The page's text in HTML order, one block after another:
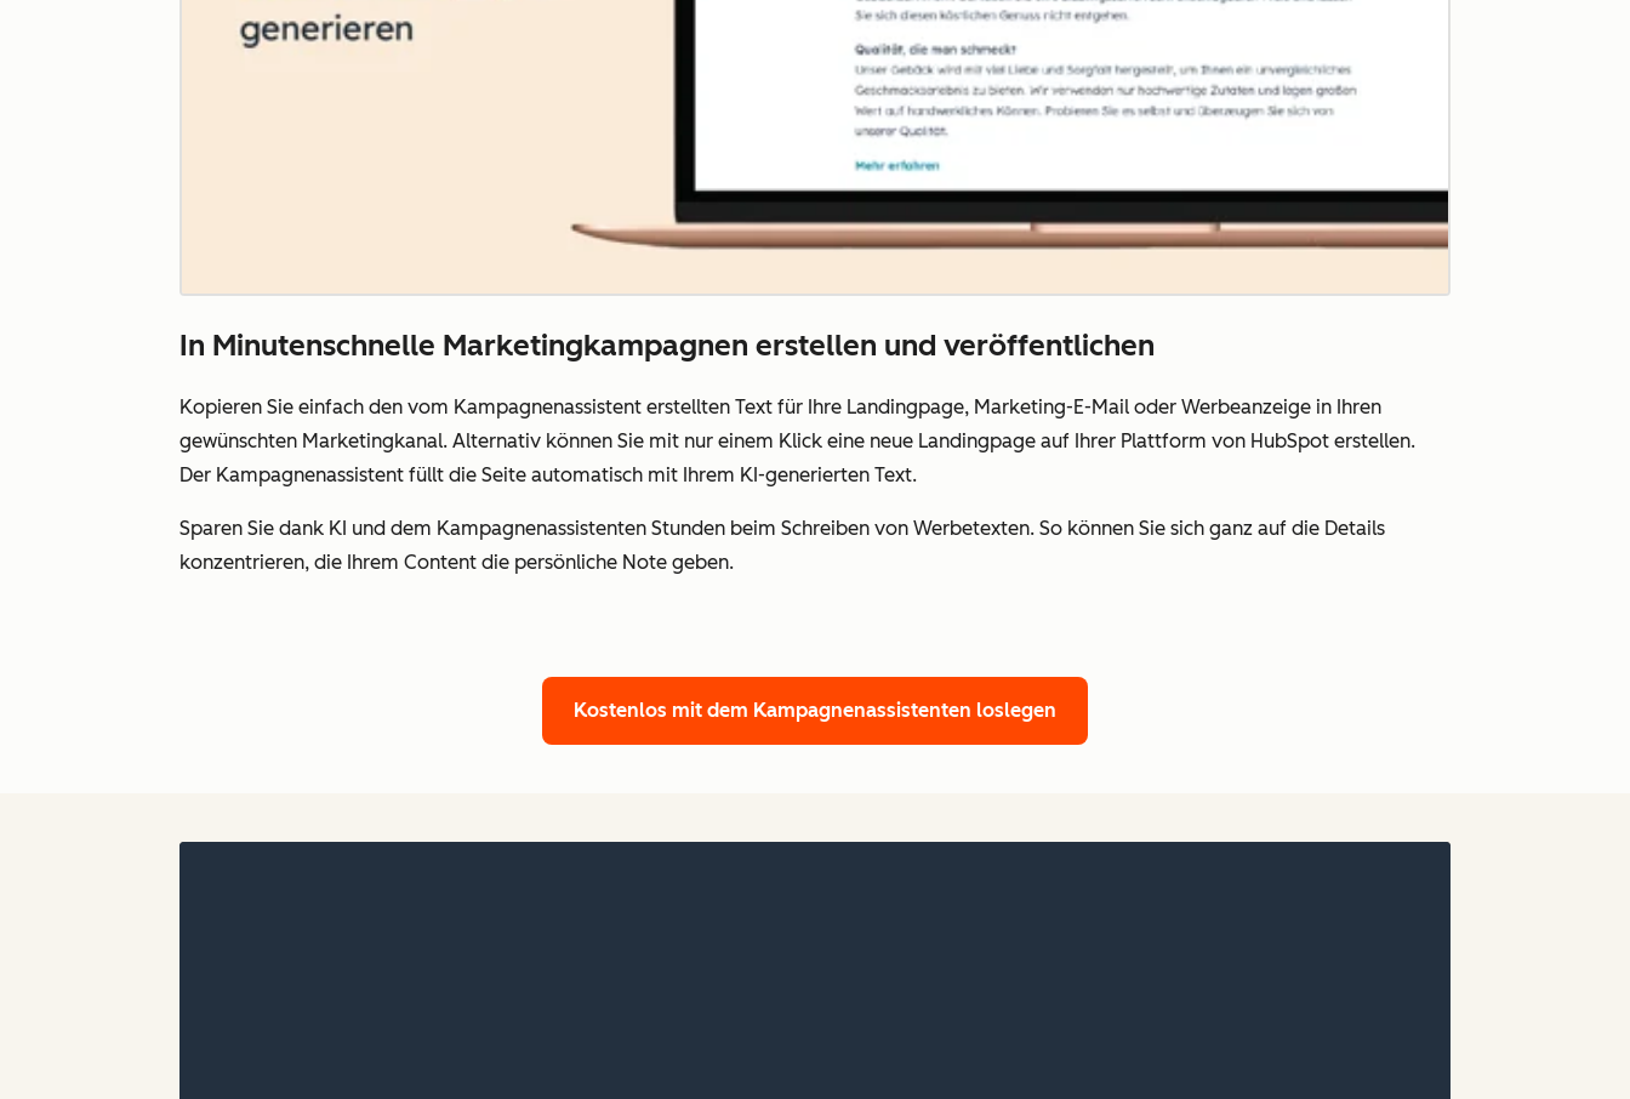
In Minutenschnelle Marketingkampagnen erstellen und veröffentlichen
Kopieren Sie einfach den vom Kampagnenassistent erstellten Text für Ihre Landingpage, Marketing-E-Mail oder Werbeanzeige in Ihren
gewünschten Marketingkanal. Alternativ können Sie mit nur einem Klick eine neue Landingpage auf Ihrer Plattform von HubSpot erstellen.
Der Kampagnenassistent füllt die Seite automatisch mit Ihrem KI-generierten Text.
Sparen Sie dank KI und dem Kampagnenassistenten Stunden beim Schreiben von Werbetexten. So können Sie sich ganz auf die Details
konzentrieren, die Ihrem Content die persönliche Note geben.
Kostenlos mit dem Kampagnenassistenten loslegen